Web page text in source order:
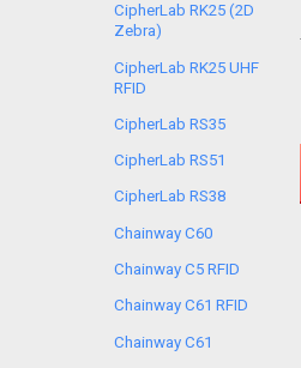
CipherLab RK25 (2D
Zebra)
CipherLab RK25 UHF
RFID
CipherLab RS35
CipherLab RS51
CipherLab RS38
Chainway C60
Chainway C5 RFID
Chainway C61 RFID
Chainway C61